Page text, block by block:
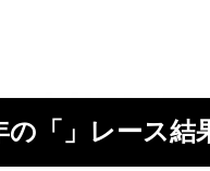
の「」レース結